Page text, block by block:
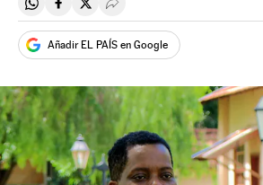
Compartir en Whatsapp
Compartir en Facebook
Compartir en Twitter
Desplegar Redes Sociales
Añadir EL PAÍS en Google